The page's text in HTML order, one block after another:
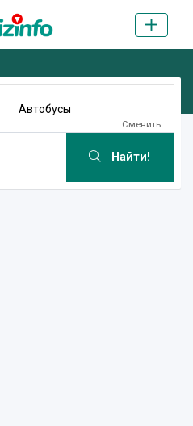
Автобусы
Сменить
Найти!